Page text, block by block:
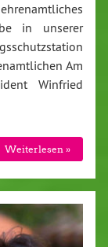
in unserer
Am
Winfried
Weiterlesen »